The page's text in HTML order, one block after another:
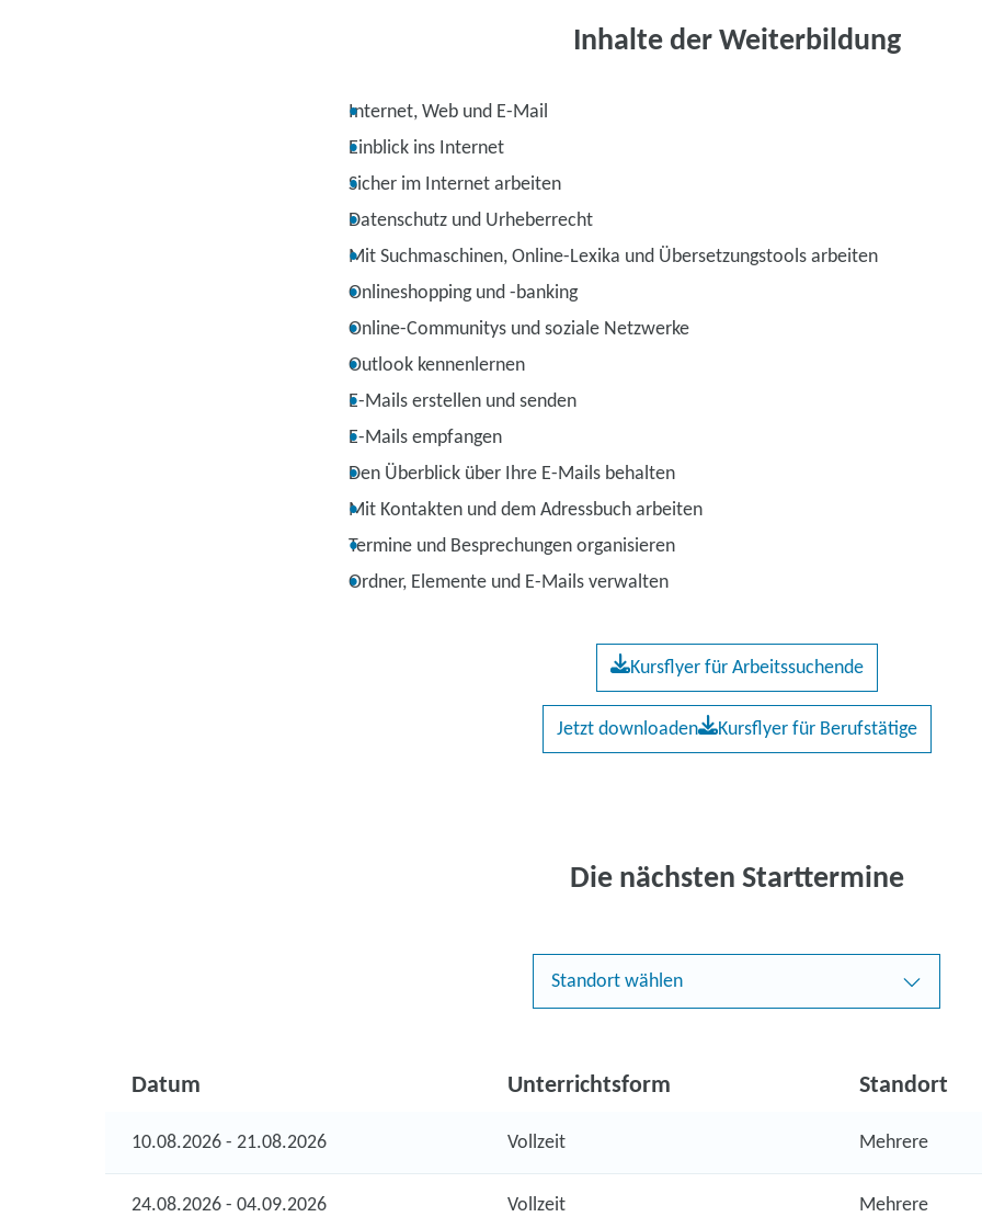
Inhalte der Weiterbildung
Internet, Web und E-Mail
Einblick ins Internet
Sicher im Internet arbeiten
Datenschutz und Urheberrecht
Mit Suchmaschinen, Online-Lexika und Übersetzungstools arbeiten
Onlineshopping und -banking
Online-Communitys und soziale Netzwerke
Outlook kennenlernen
E-Mails erstellen und senden
E-Mails empfangen
Den Überblick über Ihre E-Mails behalten
Mit Kontakten und dem Adressbuch arbeiten
Termine und Besprechungen organisieren
Ordner, Elemente und E-Mails verwalten
Kursflyer für Arbeitssuchende
Jetzt downloaden Kursflyer für Berufstätige
Die nächsten Starttermine
Standort wählen
Datum Unterrichtsform Standort
10.08.2026 - 21.08.2026 Vollzeit Mehrere
24.08.2026 - 04.09.2026 Vollzeit Mehrere